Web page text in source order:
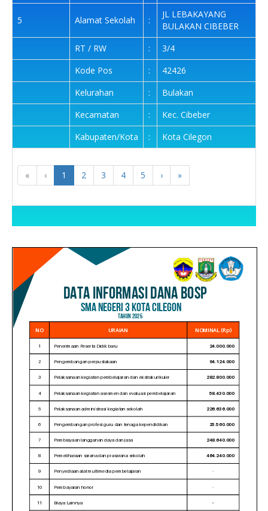
« ‹ 1 2 3 4 5 › »
5 Alamat Sekolah :
JL LEBAKAYANG
BULAKAN CIBEBER
RT / RW
:
3/4
Kode Pos
:
42426
Kelurahan
:
Bulakan
Kecamatan
:
Kec. Cibeber
Kabupaten/Kota
: Kota Cilegon